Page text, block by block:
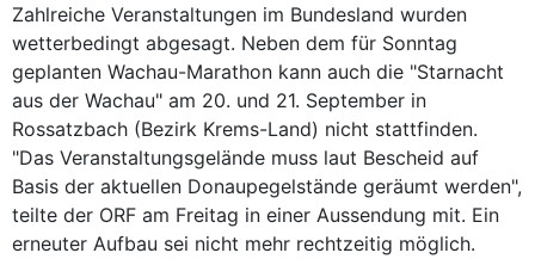
Zahlreiche Veranstaltungen im Bundesland wurden
wetterbedingt abgesagt. Neben dem für Sonntag
geplanten Wachau-Marathon kann auch die "Starnacht
aus der Wachau" am 20. und 21. September in
Rossatzbach (Bezirk Krems-Land) nicht stattfinden.
"Das Veranstaltungsgelände muss laut Bescheid auf
Basis der aktuellen Donaupegelstände geräumt werden",
teilte der ORF am Freitag in einer Aussendung mit. Ein
erneuter Aufbau sei nicht mehr rechtzeitig möglich.